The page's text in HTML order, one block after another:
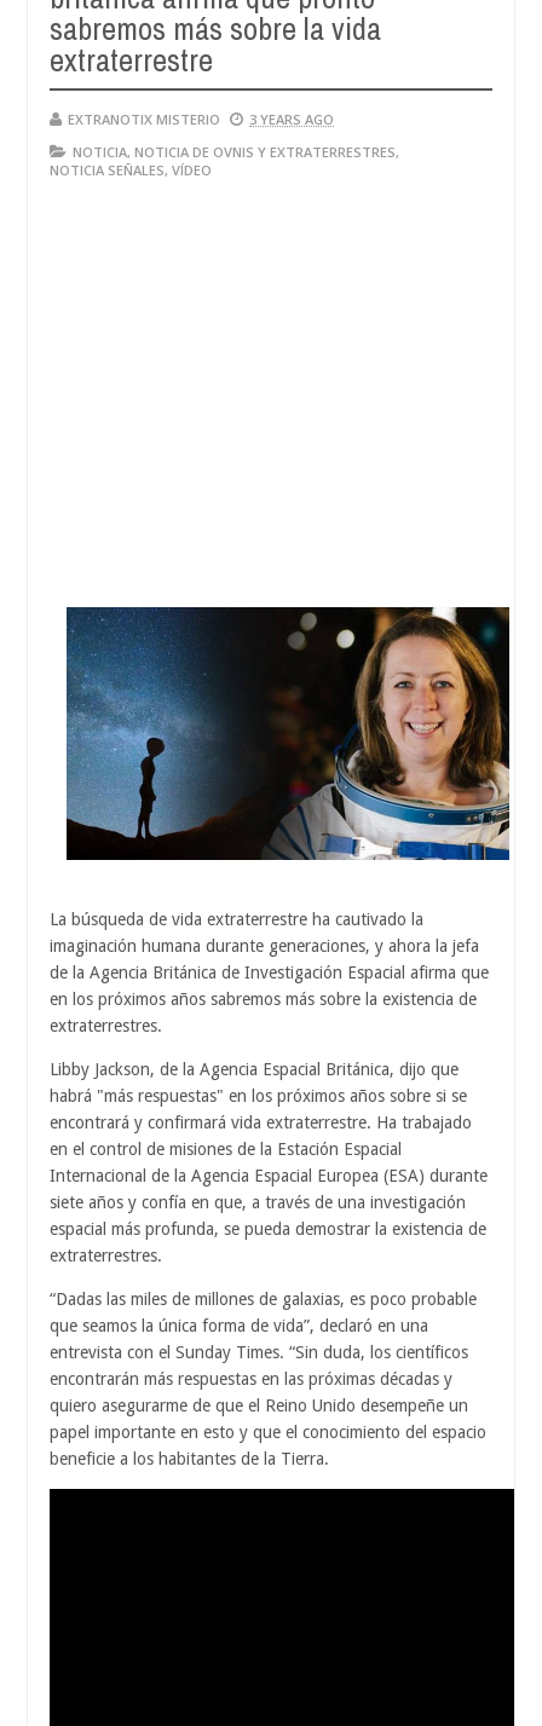
sabremos más sobre la vida
extraterrestre
EXTRANOTIX MISTERIO
3 YEARS AGO
NOTICIA, NOTICIA DE OVNIS Y EXTRATERRESTRES,
NOTICIA SEÑALES, VÍDEO
La búsqueda de vida extraterrestre ha cautivado la
imaginación humana durante generaciones, y ahora la jefa
de la Agencia Británica de Investigación Espacial afirma que
en los próximos años sabremos más sobre la existencia de
extraterrestres.
Libby Jackson, de la Agencia Espacial Británica, dijo que
habrá "más respuestas" en los próximos años sobre si se
encontrará y confirmará vida extraterrestre. Ha trabajado
en el control de misiones de la Estación Espacial
Internacional de la Agencia Espacial Europea (ESA) durante
siete años y confía en que, a través de una investigación
espacial más profunda, se pueda demostrar la existencia de
extraterrestres.
“Dadas las miles de millones de galaxias, es poco probable
que seamos la única forma de vida”, declaró en una
entrevista con el Sunday Times. “Sin duda, los científicos
encontrarán más respuestas en las próximas décadas y
quiero asegurarme de que el Reino Unido desempeñe un
papel importante en esto y que el conocimiento del espacio
beneficie a los habitantes de la Tierra.